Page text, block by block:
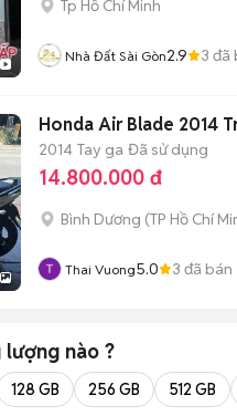
Tp Hồ Chí Minh
Nhà Đất Sài Gòn2.9 3 đã
Honda Air Blade 2014
2014 Tay ga Đã sử dụng
14.800.000 đ
Bình Dương (TP Hồ Chí
Thai Vuong5.0 3 đã bán
lượng nào ?
128 GB 256 GB 512 GB